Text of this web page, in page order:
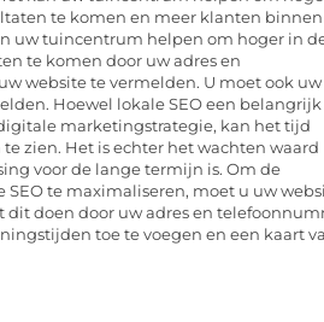
te komen en meer klanten
uw tuincentrum helpen om hoger in
te komen door uw adres en
website te vermelden. U moet ook uw
Hoewel lokale SEO een belangrijk
marketingstrategie, kan het tijd
zien. Het is echter het wachten waard
voor de lange termijn is. Om de
SEO te maximaliseren, moet u uw
dit doen door uw adres en
toe te voegen en een kaart